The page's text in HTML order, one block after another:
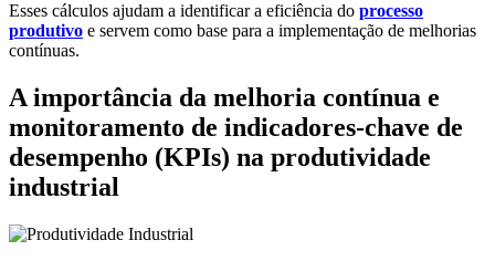
Esses cálculos ajudam a identificar a eficiência do processo
produtivo e servem como base para a implementação de melhorias
contínuas.
A importância da melhoria contínua e
monitoramento de indicadores-chave de
desempenho (KPIs) na produtividade
industrial